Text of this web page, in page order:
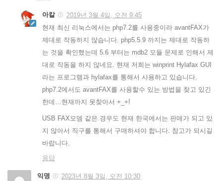
아칼
2019년 3월 4일, 오전 9:45
현재 최신 리눅스에서는 php7.2를 사용중이라 avantFAX가
제대로 작동하지 않습니다. php5.5.9 까지는 제대로 작동하
는 것을 확인했는데 5.6 부터는 mdb2 모듈 문제로 인해서 제
대로 작동을 하지 않네요. 현재 저희는 winprint Hylafax GUI
라는 프로그램과 hylafax를 통해서 사용하고 있습니다.
php7.2에서도 avantFAX를 사용할수 있는 방법을 찾고 있긴
한데…현재까지 못찾아서 +_+!
USB FAX모뎀 같은 경우도 현재 한국에서는 판매가 되고 있
지 않아서 직구를 통해서 구매하셔야 합니다. 참고가 되시길
바랍니다.
응답
익명
2023년 8월 3일, 오전 10:30